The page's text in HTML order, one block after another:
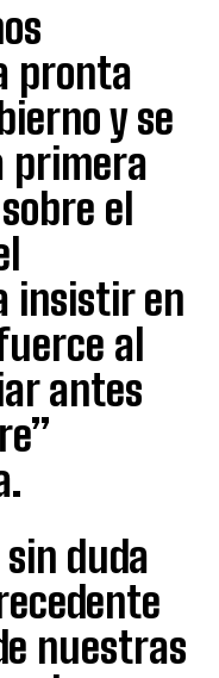
pronta
y se
primera
el
insistir en
al
antes
duda
nuestras